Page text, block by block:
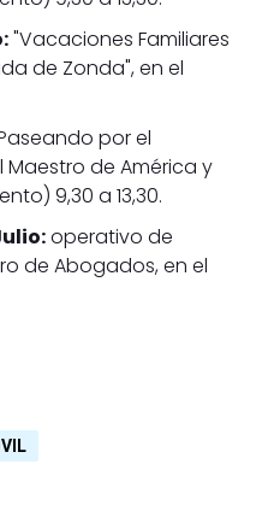
"Vacaciones Familiares
de Zonda", en el
por el
de América y
9,30 a 13,30.
operativo de
de Abogados, en el